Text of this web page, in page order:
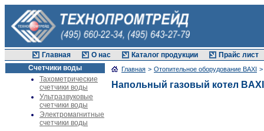
Главная О нас Каталог продукции
Прайс лист
Счетчики воды
Тахометрические
счетчики воды
Ультразвуковые
счетчики воды
Электромагнитные
счетчики воды
Главная > Отопительное оборудование BAXI >
Напольный газовый котел